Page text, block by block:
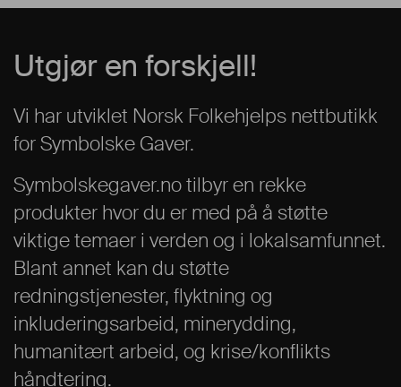
Utgjør en forskjell!
Vi har utviklet Norsk Folkehjelps nettbutikk
for Symbolske Gaver.
Symbolskegaver.no tilbyr en rekke
produkter hvor du er med på å støtte
viktige temaer i verden og i lokalsamfunnet.
Blant annet kan du støtte
redningstjenester, flyktning og
inkluderingsarbeid, minerydding,
humanitært arbeid, og krise/konflikts
håndtering.